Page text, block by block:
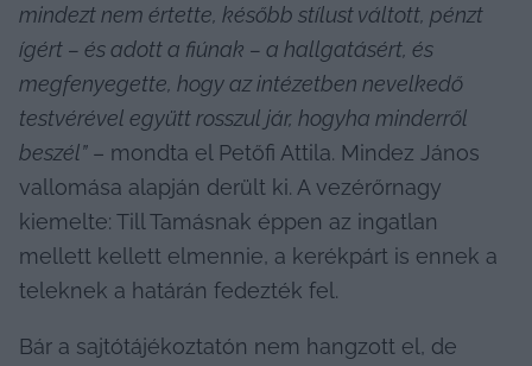
mindezt nem értette, később stílust váltott, pénzt
ígért – és adott a fiúnak – a hallgatásért, és
megfenyegette, hogy az intézetben nevelkedő
testvérével együtt rosszul jár, hogyha minderről
beszél” – mondta el Petőfi Attila. Mindez János
vallomása alapján derült ki. A vezérőrnagy
kiemelte: Till Tamásnak éppen az ingatlan
mellett kellett elmennie, a kerékpárt is ennek a
teleknek a határán fedezték fel.
Bár a sajtótájékoztatón nem hangzott el, de